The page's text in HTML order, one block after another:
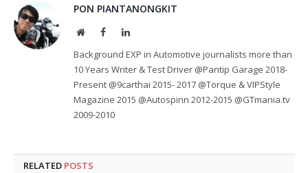
PON PIANTANONGKIT
WebsiteFacebookLinkedIn
Background EXP in Automotive journalists more than
10 Years Writer & Test Driver @Pantip Garage 2018-
Present @9carthai 2015- 2017 @Torque & VIPStyle
Magazine 2015 @Autospinn 2012-2015 @GTmania.tv
2009-2010
RELATED POSTS